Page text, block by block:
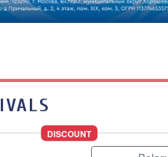
DISCOUNT